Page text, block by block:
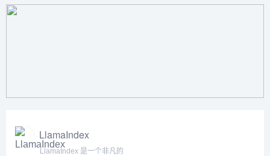
LlamaIndex
LlamaIndex 是一个非凡的